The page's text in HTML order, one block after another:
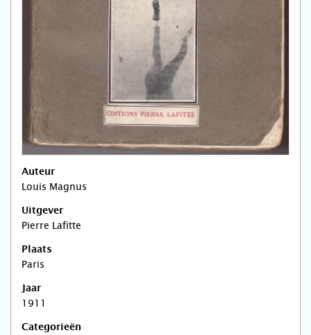
Auteur
Louis Magnus
Uitgever
Pierre Lafitte
Plaats
Paris
Jaar
1911
Categorieën